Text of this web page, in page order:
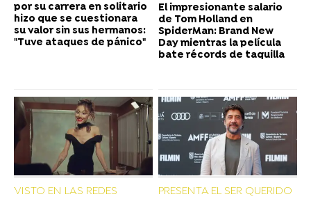
por su carrera en solitario
hizo que se cuestionara
su valor sin sus hermanos:
"Tuve ataques de pánico"
El impresionante salario
de Tom Holland en
SpiderMan: Brand New
Day mientras la película
bate récords de taquilla
VISTO EN LAS REDES PRESENTA EL SER QUERIDO